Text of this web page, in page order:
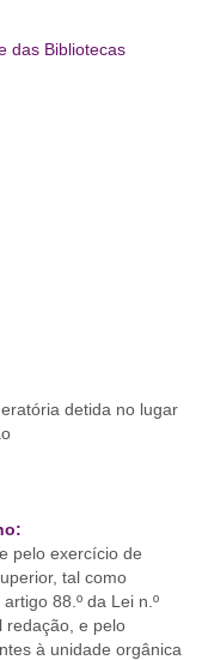
das Bibliotecas
detida no lugar
pelo exercício de
tal como
88.º da Lei n.º
redação, e pelo
à unidade orgânica